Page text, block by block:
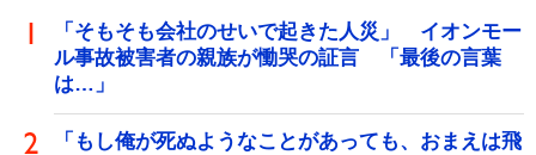
「そもそも会社のせいで起きた人災」 イオンモー
ル事故被害者の親族が慟哭の証言 「最後の言葉
は…」
「もし俺が死ぬようなことがあっても、おまえは飛